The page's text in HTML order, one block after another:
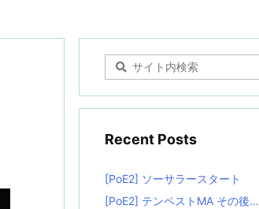
Recent Posts
[PoE2] ソーサラースタート
[PoE2] テンペストMA その後…